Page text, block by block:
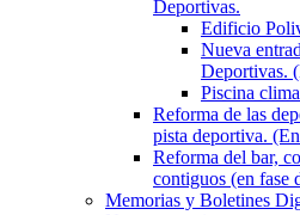
Deportivas.
Edificio
Nueva
Deportivas.
Piscina
Reforma de las
pista deportiva.
Reforma del bar,
contiguos (en fase
Memorias y Boletines